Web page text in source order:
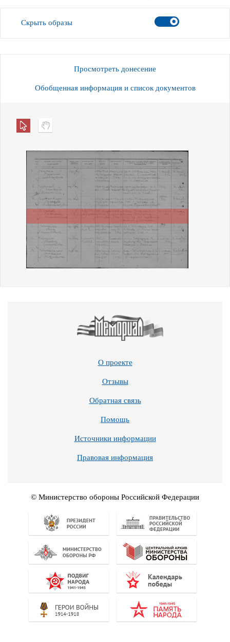
Скрыть образы
Просмотреть донесение
Обобщенная информация и список документов
О проекте
Отзывы
Обратная связь
Помощь
Источники информации
Правовая информация
© Министерство обороны Российской Федерации